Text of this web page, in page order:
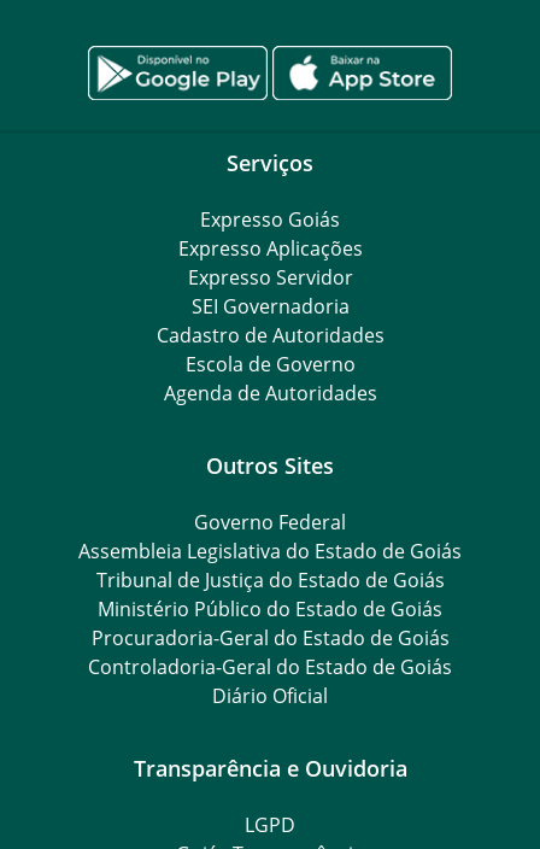
Serviços
Expresso Goiás
Expresso Aplicações
Expresso Servidor
SEI Governadoria
Cadastro de Autoridades
Escola de Governo
Agenda de Autoridades
Outros Sites
Governo Federal
Assembleia Legislativa do Estado de Goiás
Tribunal de Justiça do Estado de Goiás
Ministério Público do Estado de Goiás
Procuradoria-Geral do Estado de Goiás
Controladoria-Geral do Estado de Goiás
Diário Oficial
Transparência e Ouvidoria
LGPD